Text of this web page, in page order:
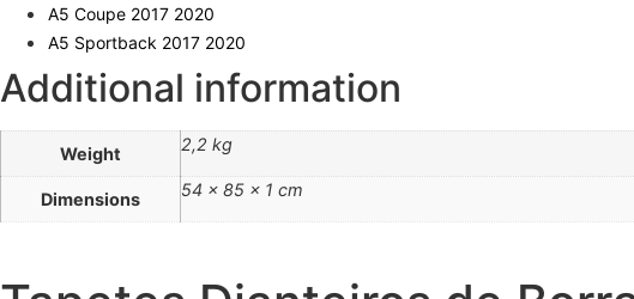
A5 Coupe 2017 2020
A5 Sportback 2017 2020
Additional information
Weight 2,2 kg
Dimensions 54 × 85 × 1 cm